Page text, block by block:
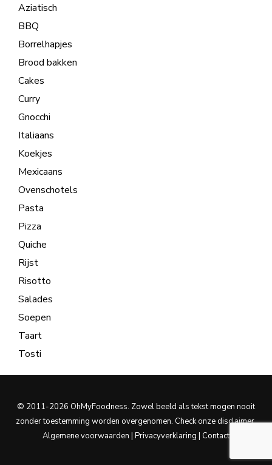
Aziatisch
BBQ
Borrelhapjes
Brood bakken
Cakes
Curry
Gnocchi
Italiaans
Koekjes
Mexicaans
Ovenschotels
Pasta
Pizza
Quiche
Rijst
Risotto
Salades
Soepen
Taart
Tosti
© 2011-2026 OhMyFoodness. Zowel beeld als tekst mogen nooit
zonder toestemming worden overgenomen. Check onzedisclaimer.
Algemene voorwaarden | Privacyverklaring | Contact